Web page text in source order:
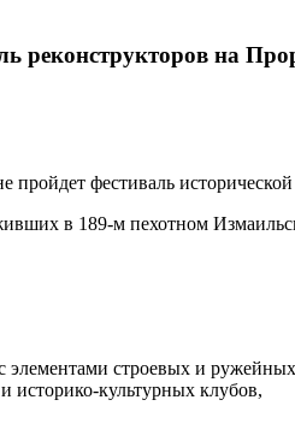
реконструкторов на
пройдет фестиваль
в 189-м пехотном
строевых и
культурных клубов,